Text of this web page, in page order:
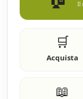
Il
🛒
Acquista
📖